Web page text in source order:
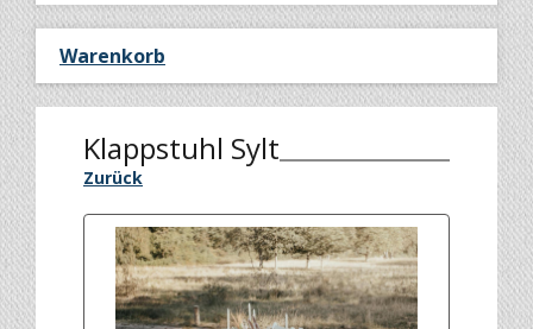
Warenkorb
Klappstuhl Sylt
Zurück